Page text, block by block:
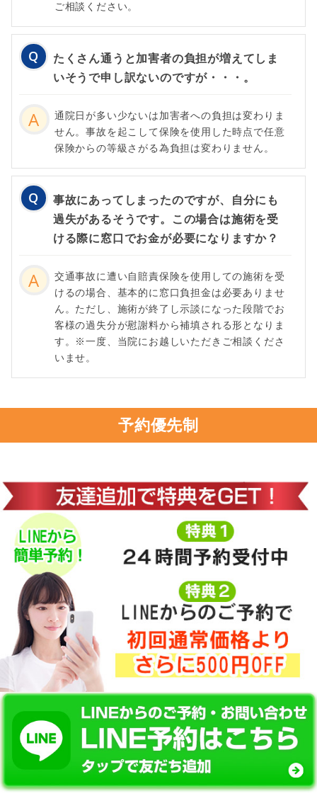
ご相談ください。
たくさん通うと加害者の負担が増えてしま
いそうで申し訳ないのですが・・・。
通院日が多い少ないは加害者への負担は変わりま
せん。事故を起こして保険を使用した時点で任意
保険からの等級さがる為負担は変わりません。
事故にあってしまったのですが、自分にも
過失があるそうです。この場合は施術を受
ける際に窓口でお金が必要になりますか？
交通事故に遭い自賠責保険を使用しての施術を受
けるの場合、基本的に窓口負担金は必要ありませ
ん。ただし、施術が終了し示談になった段階でお
客様の過失分が慰謝料から補填される形となりま
す。※一度、当院にお越しいただきご相談くださ
いませ。
予約優先制